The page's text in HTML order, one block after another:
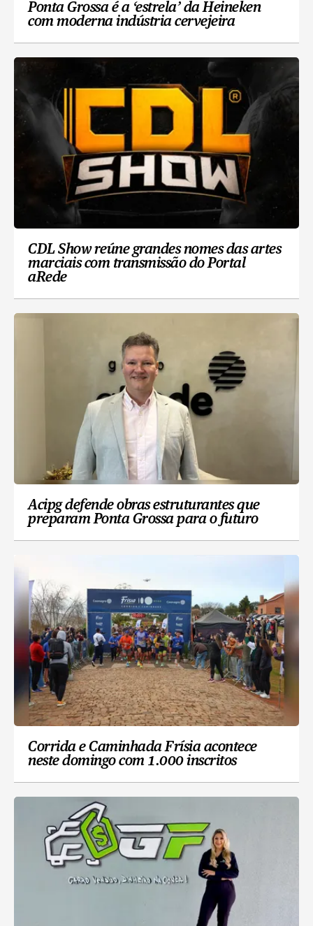
Ponta Grossa é a ‘estrela’ da Heineken
com moderna indústria cervejeira
CDL Show reúne grandes nomes das artes
marciais com transmissão do Portal
aRede
Acipg defende obras estruturantes que
preparam Ponta Grossa para o futuro
Corrida e Caminhada Frísia acontece
neste domingo com 1.000 inscritos